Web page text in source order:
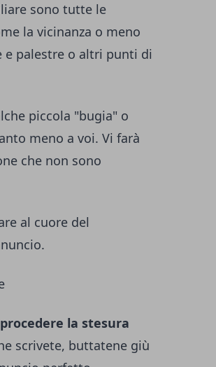
sono tutte le
la vicinanza o meno
e palestre o altri punti di
piccola "bugia" o
meno a voi. Vi farà
che non sono
al cuore del
la stesura
scrivete, buttatene giù